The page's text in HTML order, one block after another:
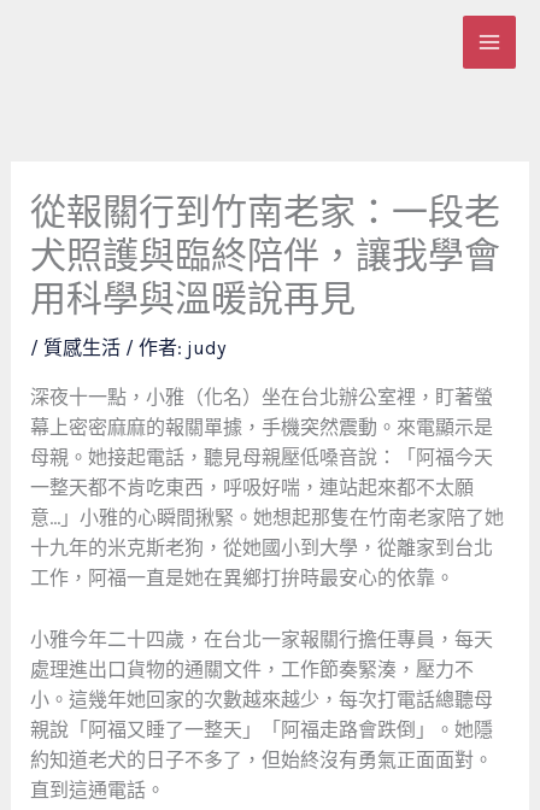
從報關行到竹南老家：一段老
犬照護與臨終陪伴，讓我學會
用科學與溫暖說再見
/ 質感生活/ 作者: judy
深夜十一點，小雅（化名）坐在台北辦公室裡，盯著螢
幕上密密麻麻的報關單據，手機突然震動。來電顯示是
母親。她接起電話，聽見母親壓低嗓音說：「阿福今天
一整天都不肯吃東西，呼吸好喘，連站起來都不太願
意…」小雅的心瞬間揪緊。她想起那隻在竹南老家陪了她
十九年的米克斯老狗，從她國小到大學，從離家到台北
工作，阿福一直是她在異鄉打拚時最安心的依靠。
小雅今年二十四歲，在台北一家報關行擔任專員，每天
處理進出口貨物的通關文件，工作節奏緊湊，壓力不
小。這幾年她回家的次數越來越少，每次打電話總聽母
親說「阿福又睡了一整天」「阿福走路會跌倒」。她隱
約知道老犬的日子不多了，但始終沒有勇氣正面面對。
直到這通電話。